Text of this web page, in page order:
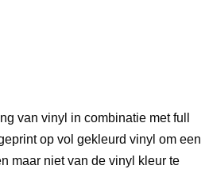
van vinyl in combinatie met full
op vol gekleurd vinyl om een
maar niet van de vinyl kleur te